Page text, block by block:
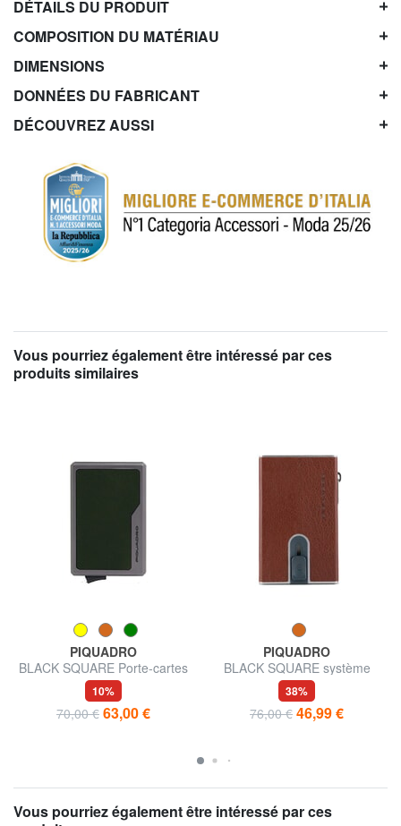
DÉTAILS DU PRODUIT
COMPOSITION DU MATÉRIAU
DIMENSIONS
DONNÉES DU FABRICANT
DÉCOUVREZ AUSSI
Vous pourriez également être intéressé par ces
produits similaires
PIQUADRO
BLACK SQUARE Porte-cartes
en cuir et aluminium
10%
70,00 € 63,00 €
PIQUADRO
BLACK SQUARE système
coulissant pour porte-cartes
38%
76,00 € 46,99 €
Vous pourriez également être intéressé par ces